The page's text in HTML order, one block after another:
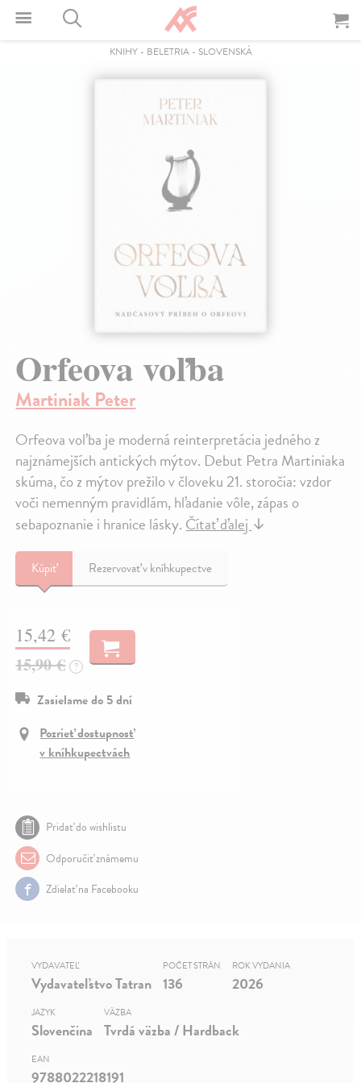
KNIHY- BELETRIA- SLOVENSKÁ
Orfeova voľba
Martiniak Peter
Orfeova voľba je moderná reinterpretácia jedného z
najznámejších antických mýtov. Debut Petra Martiniaka
skúma, čo z mýtov prežilo v človeku 21. storočia: vzdor
voči nemenným pravidlám, hľadanie vôle, zápas o
sebapoznanie i hranice lásky.Čítať ďalej↓
Kúpiť Rezervovať v kníhkupectve
15,42 €
15,90 €
?
Zasielame do 5 dní
Pozrieť dostupnosť
v kníhkupectvách
Pridať do wishlistu
Odporučiť známemu
Zdielať na Facebooku
VYDAVATEĽ
Vydavateľstvo Tatran
POČET STRÁN
136
ROK VYDANIA
2026
JAZYK
Slovenčina
VÄZBA
Tvrdá väzba / Hardback
EAN
9788022218191